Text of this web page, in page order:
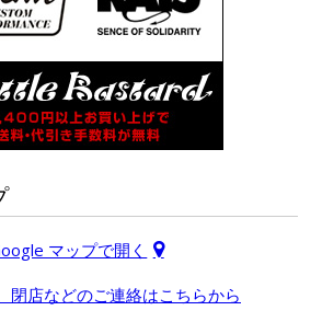
マップで開く
閉店などのご連絡はこちらから